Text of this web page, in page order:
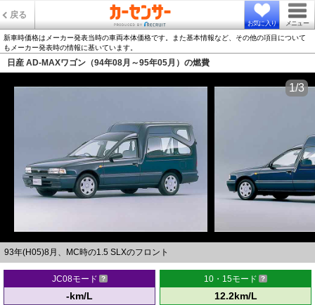
戻る
お気に入り メニュー
新車時価格はメーカー発表当時の車両本体価格です。また基本情報など、その他の項目について
もメーカー発表時の情報に基いています。
日産 AD-MAXワゴン（94年08月～95年05月）の燃費
93年(H05)8月、MC時の1.5 SLXのフロント
1/3
JC08モード
-km/L
10・15モード
12.2km/L